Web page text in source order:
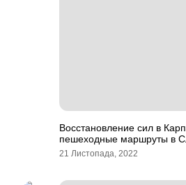
Восстановление сил в
пешеходные маршруты в
21 Листопада, 2022